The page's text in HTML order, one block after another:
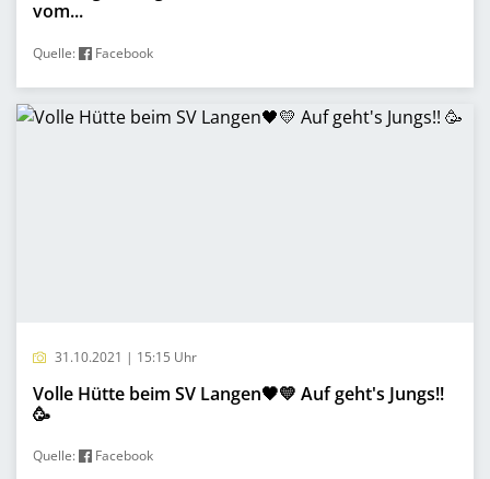
vom...
Quelle: Facebook
31.10.2021 | 15:15 Uhr
Volle Hütte beim SV Langen🖤💛 Auf geht's Jungs!!
🥳
Quelle: Facebook